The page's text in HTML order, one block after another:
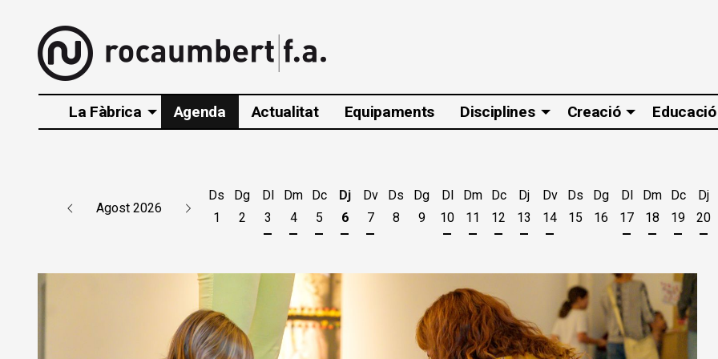
La Fàbrica Agenda Actualitat Equipaments Disciplines Creació Educació
Agost 2026
Ds
1
Dg
2
Dl
3
Dilluns 3 d'agost
Dm
4
Dimarts 4 d'agost
Dc
5
Dimecres 5 d'agost
Dj
6
Dijous 6 d'agost
Dv
7
Divendres 7 d'agost
Ds
8
Dg
9
Dl
10
Dilluns 10 d'agost
Dm
11
Dimarts 11 d'agost
Dc
12
Dimecres 12 d'agost
Dj
13
Dijous 13 d'agost
Dv
14
Divendres 14 d'agost
Ds
15
Dg
16
Dl
17
Dilluns 17
Dm
18
Dimarts 18
Dc
19
Dj
20